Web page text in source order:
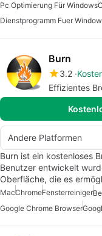
Pc Optimierung Für Windows
Dienstprogramm Fuer
Burn
3.2
Effizientes
Andere Platformen
Burn ist ein kostenloses
Benutzer entwickelt
Oberfläche, die es
MacChromeFensterreiniger
Google Chrome Browser